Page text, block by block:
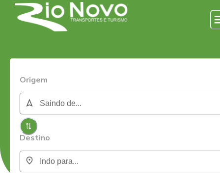
Origem
Destino